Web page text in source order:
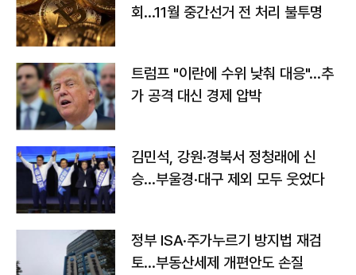
회…11월 중간선거 전 처리 불투명
트럼프 "이란에 수위 낮춰 대응"…추
가 공격 대신 경제 압박
김민석, 강원·경북서 정청래에 신
승…부울경·대구 제외 모두 웃었다
정부 ISA·주가누르기 방지법 재검
토…부동산세제 개편안도 손질